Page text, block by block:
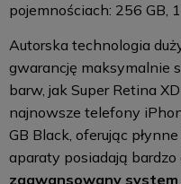
pojemnościach: 256 GB,
Autorska technologia
gwarancję maksymalnie
barw, jak Super Retina
najnowsze telefony
GB Black, oferując
aparaty posiadają bardzo
zaawansowany